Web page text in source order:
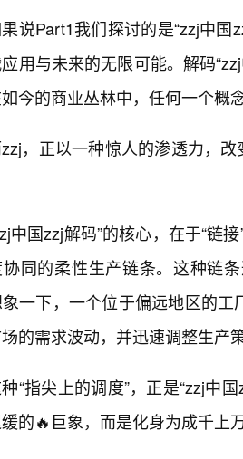
说Part1我们探讨的是“zzj中
用与未来的无限可能。解码
今的商业丛林中，任何一个概
，正以一种惊人的渗透力，
中国zzj解码”的核心，在于“链
同的柔性生产链条。这种链
一下，一个位于偏远地区的工
的需求波动，并迅速调整生产
“指尖上的调度”，正是“zzj中
的🔥巨象，而是化身为成千上